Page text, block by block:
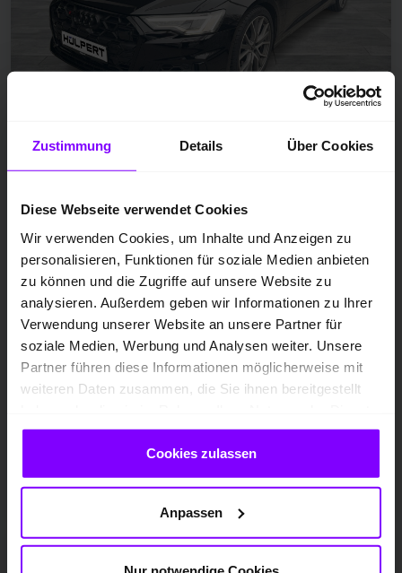
Zustimmung Details Über Cookies
Diese Webseite verwendet Cookies
Wir verwenden Cookies, um Inhalte und Anzeigen zu
personalisieren, Funktionen für soziale Medien anbieten
zu können und die Zugriffe auf unsere Website zu
analysieren. Außerdem geben wir Informationen zu Ihrer
Verwendung unserer Website an unsere Partner für
soziale Medien, Werbung und Analysen weiter. Unsere
Partner führen diese Informationen möglicherweise mit
weiteren Daten zusammen, die Sie ihnen bereitgestellt
gesammelt haben.
Cookies zulassen
Anpassen
Gebrauchtfahrzeug
EZ 07.2024
Brillantschwarz
25.854 km
253 kW / 344 PS
Automatik
Preis inkl. MwSt.
Fahrzeugangebot der Hülpert VZ GmbH